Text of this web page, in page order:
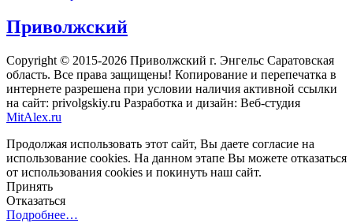
Приволжский
Copyright © 2015-2026 Приволжский г. Энгельс Саратовская
область. Все права защищены! Копирование и перепечатка в
интернете разрешена при условии наличия активной ссылки
на сайт: privolgskiy.ru Разработка и дизайн: Веб-студия
MitAlex.ru
Продолжая использовать этот сайт, Вы даете согласие на
использование cookies. На данном этапе Вы можете отказаться
от использования cookies и покинуть наш сайт.
Принять
Отказаться
Подробнее…